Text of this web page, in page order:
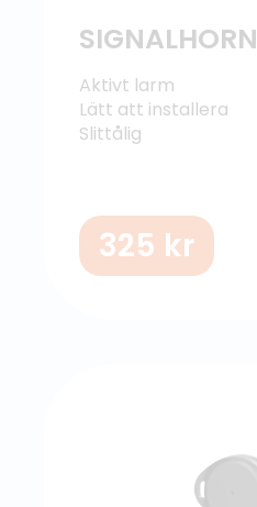
SIGNALHORN
Aktivt larm
Lätt att installera
Slittålig
325 kr